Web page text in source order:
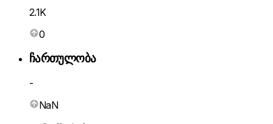
2.1K
0
ჩართულობა
-
NaN